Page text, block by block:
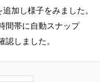
加し様子をみました。
間帯に自動スナップ
しました。